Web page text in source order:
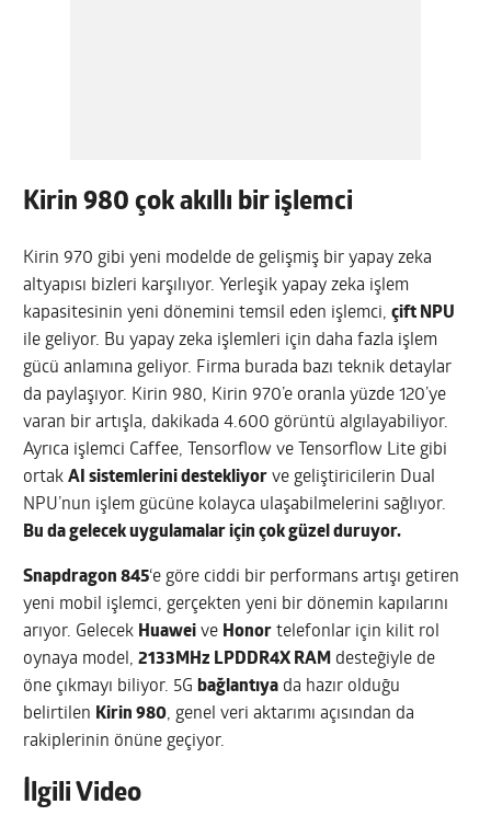
Kirin 980 çok akıllı bir işlemci
Kirin 970 gibi yeni modelde de gelişmiş bir yapay zeka
altyapısı bizleri karşılıyor. Yerleşik yapay zeka işlem
kapasitesinin yeni dönemini temsil eden işlemci,çift NPU
ile geliyor. Bu yapay zeka işlemleri için daha fazla işlem
gücü anlamına geliyor. Firma burada bazı teknik detaylar
da paylaşıyor. Kirin 980, Kirin 970’e oranla yüzde 120’ye
varan bir artışla, dakikada 4.600 görüntü algılayabiliyor.
Ayrıca işlemci Caffee, Tensorflow ve Tensorflow Lite gibi
ortakAI sistemlerini destekliyor ve geliştiricilerin Dual
NPU’nun işlem gücüne kolayca ulaşabilmelerini sağlıyor.
Bu da gelecek uygulamalar için çok güzel duruyor.
Snapdragon 845‘e göre ciddi bir performans artışı getiren
yeni mobil işlemci, gerçekten yeni bir dönemin kapılarını
arıyor. Gelecek Huawei ve Honor telefonlar için kilit rol
oynaya model,2133MHz LPDDR4X RAM desteğiyle de
öne çıkmayı biliyor. 5G bağlantıya da hazır olduğu
belirtilen Kirin 980, genel veri aktarımı açısından da
rakiplerinin önüne geçiyor.
İlgili Video